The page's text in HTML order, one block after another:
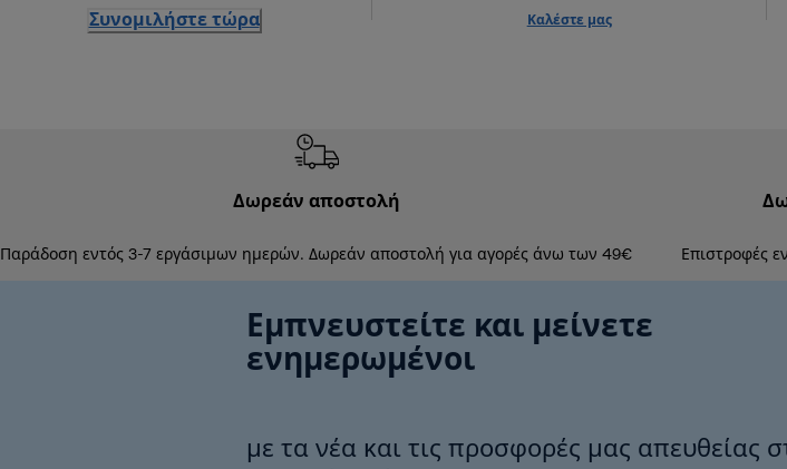
Συνομιλήστε τώρα Καλέστε μας
Δωρεάν αποστολή
Παράδοση εντός 3-7 εργάσιμων ημερών. Δωρεάν αποστολή για αγορές άνω των 49€ Επιστροφές
Εμπνευστείτε και μείνετε
ενημερωμένοι
με τα νέα και τις προσφορές μας απευθείας